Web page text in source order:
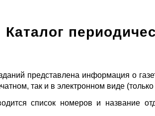
Каталог
представлена информация о
так и в электронном виде
список номеров и название